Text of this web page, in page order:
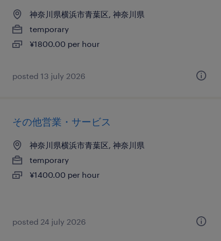
神奈川県横浜市青葉区, 神奈川県
temporary
¥1800.00 per hour
posted 13 july 2026
その他営業・サービス
神奈川県横浜市青葉区, 神奈川県
temporary
¥1400.00 per hour
posted 24 july 2026